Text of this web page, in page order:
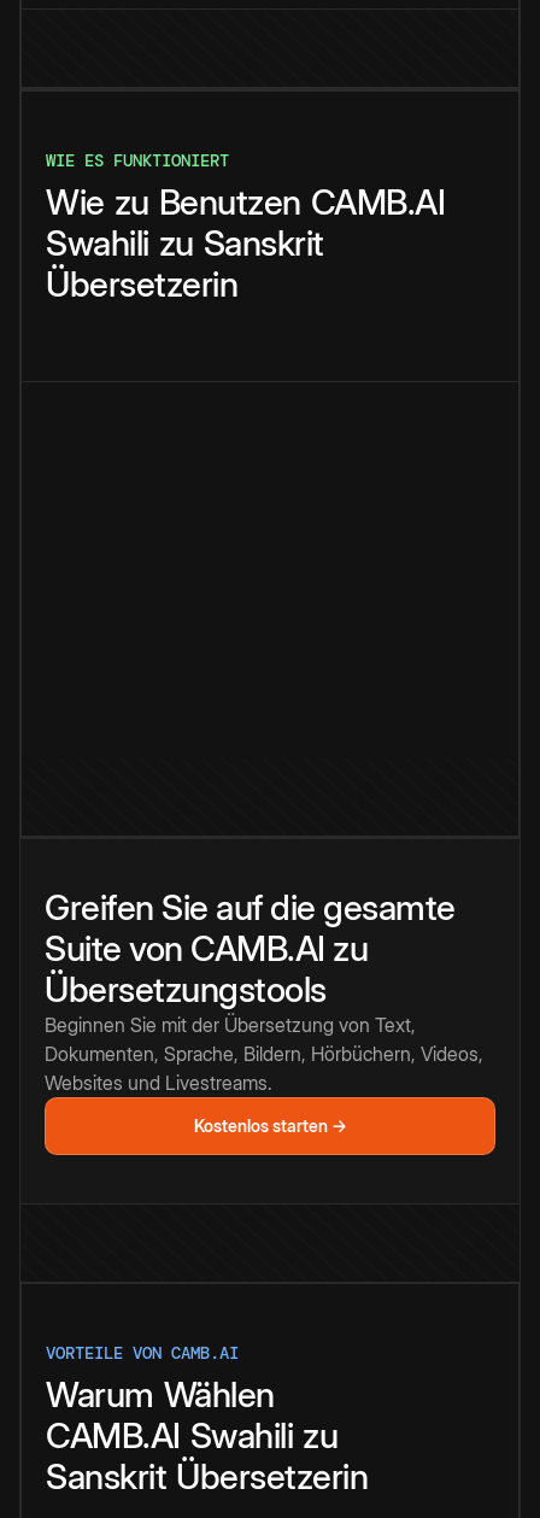
WIE ES FUNKTIONIERT
Wie zu Benutzen CAMB.AI
Swahili zu Sanskrit
Übersetzerin
Greifen Sie auf die gesamte
Suite von CAMB.AI zu
Übersetzungstools
Beginnen Sie mit der Übersetzung von Text,
Dokumenten, Sprache, Bildern, Hörbüchern, Videos,
Websites und Livestreams.
Kostenlos starten →
VORTEILE VON CAMB.AI
Warum Wählen
CAMB.AI Swahili zu
Sanskrit Übersetzerin